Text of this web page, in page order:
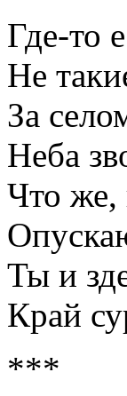
Где-то
Не
За
Неба
Что же,
Ты и
Край
***